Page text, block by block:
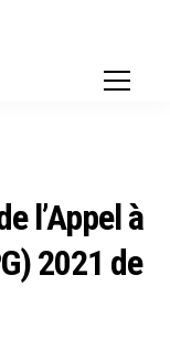
l’Appel à
2021 de